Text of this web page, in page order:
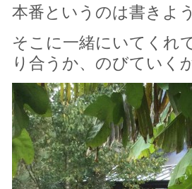
本番というのは書きよ
そこに一緒にいてくれ
り合うか、のびていく